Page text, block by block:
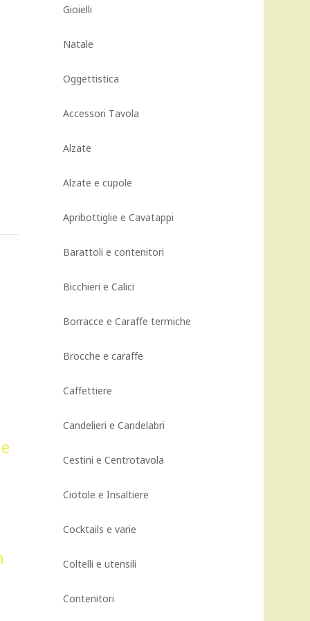
Gioielli
Natale
Oggettistica
Accessori Tavola
Alzate
Alzate e cupole
Apribottiglie e Cavatappi
Barattoli e contenitori
Bicchieri e Calici
Borracce e Caraffe termiche
Brocche e caraffe
Caffettiere
Candelieri e Candelabri
Cestini e Centrotavola
Ciotole e Insaltiere
Cocktails e varie
Coltelli e utensili
Contenitori